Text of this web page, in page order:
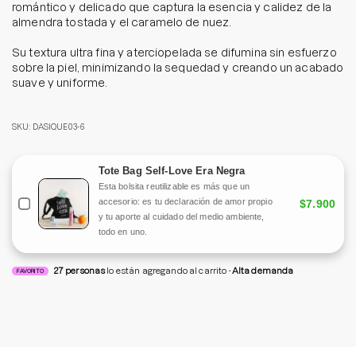
romántico y delicado que captura la esencia y calidez de la
almendra tostada y el caramelo de nuez.
Su textura ultra fina y aterciopelada se difumina sin esfuerzo
sobre la piel, minimizando la sequedad y creando un acabado
suave y uniforme.
SKU: DASIQUE03-6
Tote Bag Self-Love Era Negra
Esta bolsita reutilizable es más que un
accesorio: es tu declaración de amor propio
y tu aporte al cuidado del medio ambiente,
todo en uno.
$7.900
FAVORITO 27personas lo están agregando al carrito Alta demanda